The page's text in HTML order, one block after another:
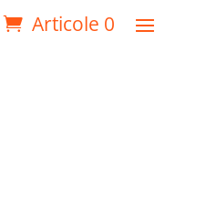
Articole 0